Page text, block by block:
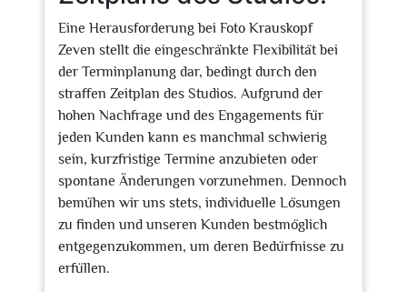
Eine Herausforderung bei Foto Krauskopf
Zeven stellt die eingeschränkte Flexibilität bei
der Terminplanung dar, bedingt durch den
straffen Zeitplan des Studios. Aufgrund der
hohen Nachfrage und des Engagements für
jeden Kunden kann es manchmal schwierig
sein, kurzfristige Termine anzubieten oder
spontane Änderungen vorzunehmen. Dennoch
bemühen wir uns stets, individuelle Lösungen
zu finden und unseren Kunden bestmöglich
entgegenzukommen, um deren Bedürfnisse zu
erfüllen.